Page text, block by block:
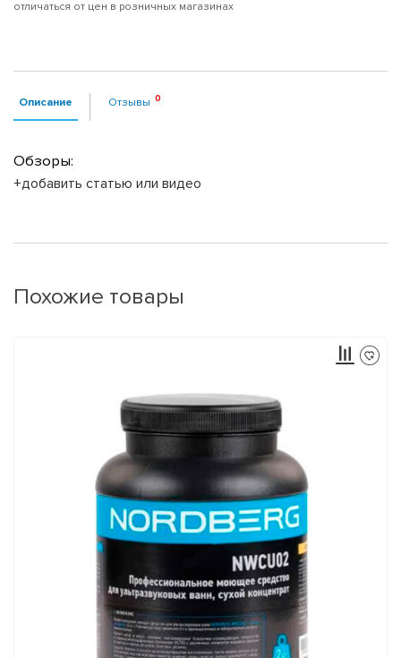
отличаться от цен в розничных магазинах
Описание Отзывы
Обзоры:
+добавить статью или видео
Похожие товары